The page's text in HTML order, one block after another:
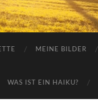
MEINE BILDER
WAS IST EIN HAIKU?